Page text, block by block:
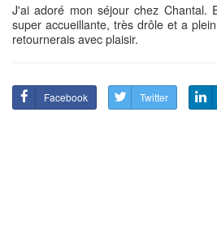
J'ai adoré mon séjour chez Chantal.
super accueillante, très drôle et a
retournerais avec plaisir.
Facebook Twitter